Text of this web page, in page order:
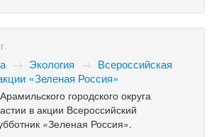
→ Экология → Всероссийская
«Зеленая Россия»
городского округа
в акции Всероссийский
«Зеленая Россия».